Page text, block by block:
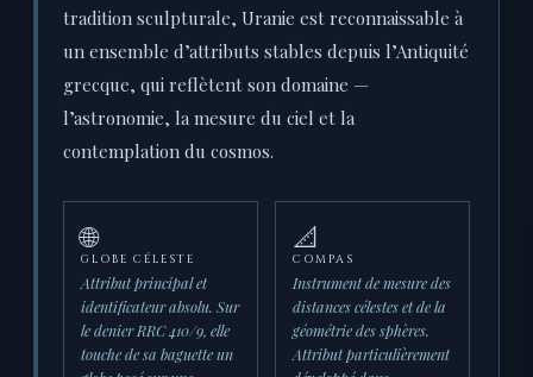
tradition sculpturale, Uranie est reconnaissable à
un ensemble d’attributs stables depuis l’Antiquité
grecque, qui reflètent son domaine —
l’astronomie, la mesure du ciel et la
contemplation du cosmos.
🌐
GLOBE CÉLESTE
Attribut principal et
identificateur absolu. Sur
le denier RRC 410/9, elle
touche de sa baguette un
📐
COMPAS
Instrument de mesure des
distances célestes et de la
géométrie des sphères.
Attribut particulièrement